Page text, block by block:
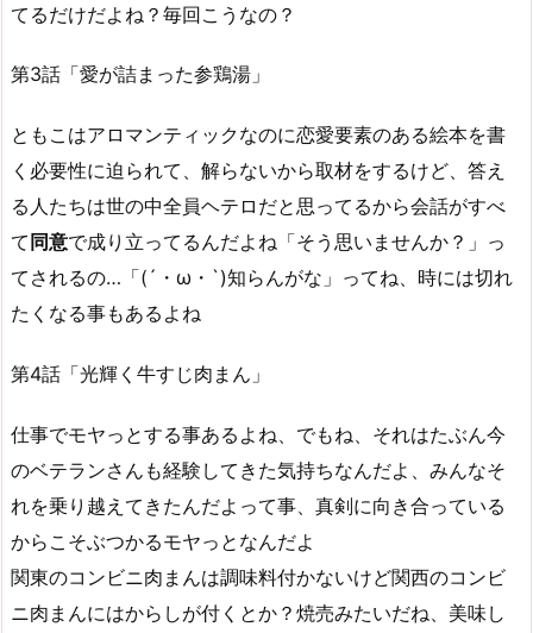
てるだけだよね？毎回こうなの？
第3話「愛が詰まった参鶏湯」
ともこはアロマンティックなのに恋愛要素のある絵本を書
く必要性に迫られて、解らないから取材をするけど、答え
る人たちは世の中全員ヘテロだと思ってるから会話がすべ
て 同意で成り立ってるんだよね「そう思いませんか？」っ
てされるの…「(´・ω・`)知らんがな」ってね、時には切れ
たくなる事もあるよね
第4話「光輝く牛すじ肉まん」
仕事でモヤっとする事あるよね、でもね、それはたぶん今
のベテランさんも経験してきた気持ちなんだよ、みんなそ
れを乗り越えてきたんだよって事、真剣に向き合っている
からこそぶつかるモヤっとなんだよ
関東のコンビニ肉まんは調味料付かないけど関西のコンビ
ニ肉まんにはからしが付くとか？焼売みたいだね、美味し